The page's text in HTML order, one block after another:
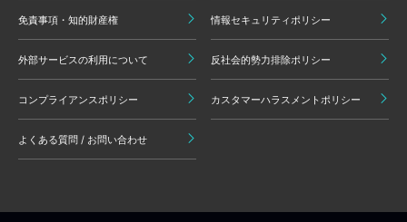
免責事項・知的財産権 情報セキュリティポリシー
外部サービスの利用について 反社会的勢力排除ポリシー
コンプライアンスポリシー カスタマーハラスメントポリシー
よくある質問 / お問い合わせ